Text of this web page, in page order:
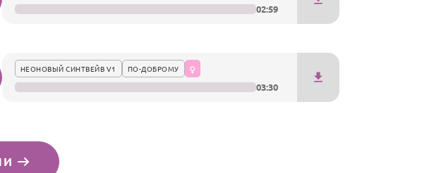
02:59
НЕОНОВЫЙ СИНТВЕЙВ V1 ПО-ДОБРОМУ
03:30